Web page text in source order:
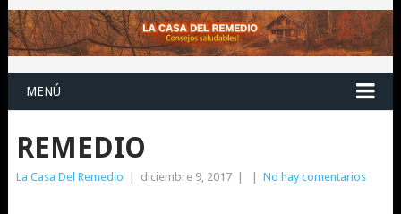
MENÚ
REMEDIO
La Casa Del Remedio diciembre 9, 2017 No hay comentarios